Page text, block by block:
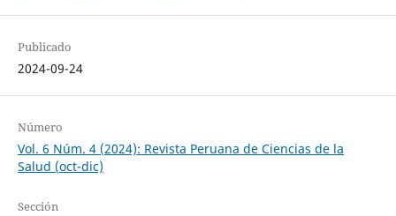
Publicado
2024-09-24
Número
Vol. 6 Núm. 4 (2024): Revista Peruana de Ciencias de la
Salud (oct-dic)
Sección